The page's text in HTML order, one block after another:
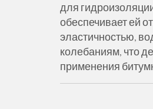
для
обеспечивает ей
эластичностью,
колебаниям, что
применения